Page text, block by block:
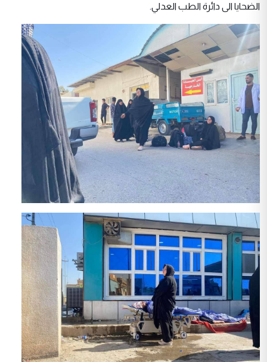
الضحايا الى دائرة الطب العدلي.